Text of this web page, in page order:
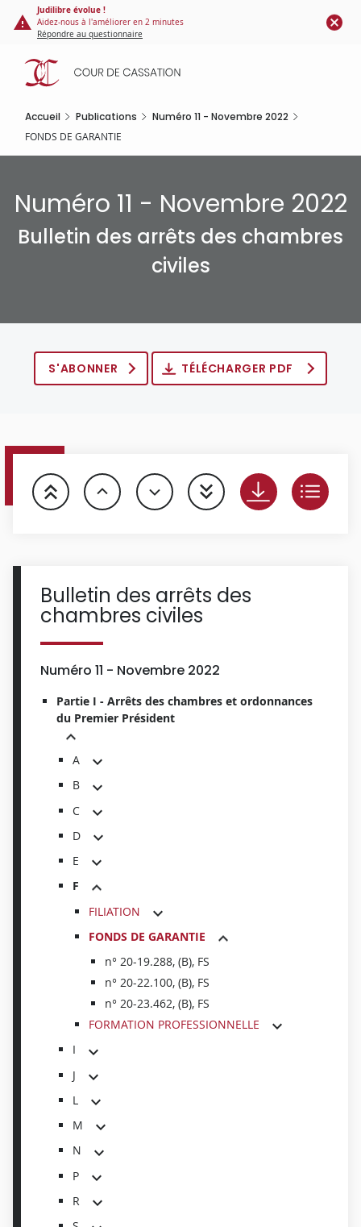
Panneau de gestion des cookies
contenu
principal
Judilibre évolue !
Aidez-nous à l'améliorer en 2 minutes
Répondre au questionnaire
Accueil Publications Numéro 11 - Novembre 2022
FONDS DE GARANTIE
Numéro 11 - Novembre 2022
Bulletin des arrêts des chambres
civiles
S'ABONNER TÉLÉCHARGER PDF
Bulletin des arrêts des
chambres civiles
Numéro 11 - Novembre 2022
Partie I - Arrêts des chambres et ordonnances
du Premier Président
A
B
C
D
E
F
FILIATION
FONDS DE GARANTIE
n° 20-19.288, (B), FS
n° 20-22.100, (B), FS
n° 20-23.462, (B), FS
FORMATION PROFESSIONNELLE
I
J
L
M
N
P
R